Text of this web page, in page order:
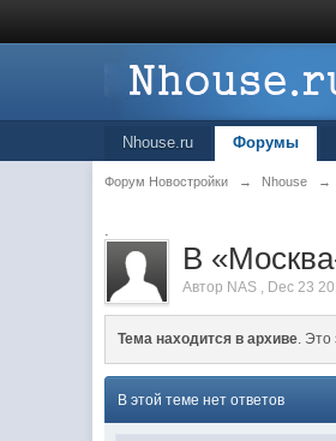
Nhouse.ru Форумы
Форум Новостройки → Nhouse →
.
В
Автор NAS , Dec 23
Тема находится в архиве. Это
В этой теме нет ответов